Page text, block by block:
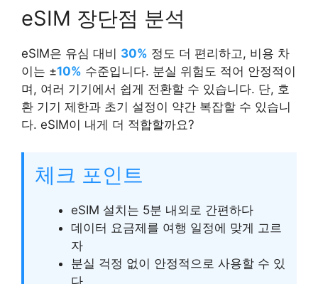
eSIM 장단점 분석
eSIM은 유심 대비 30% 정도 더 편리하고, 비용 차
이는 ±10% 수준입니다. 분실 위험도 적어 안정적이
며, 여러 기기에서 쉽게 전환할 수 있습니다. 단, 호
환 기기 제한과 초기 설정이 약간 복잡할 수 있습니
다. eSIM이 내게 더 적합할까요?
체크 포인트
eSIM 설치는 5분 내외로 간편하다
데이터 요금제를 여행 일정에 맞게 고르
자
분실 걱정 없이 안정적으로 사용할 수 있
다